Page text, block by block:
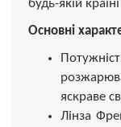
будь-якій країні
Основні
яскраве
Лінза